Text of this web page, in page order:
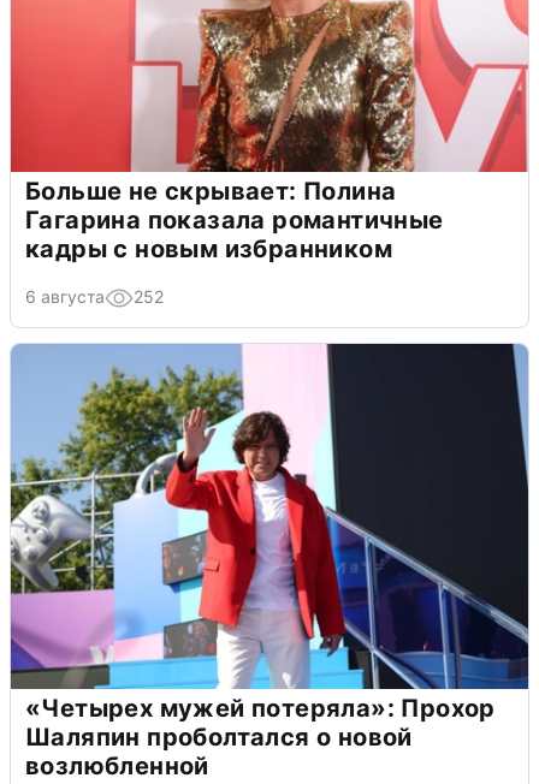
Больше не скрывает: Полина
Гагарина показала романтичные
кадры с новым избранником
6 августа 252
«Четырех мужей потеряла»: Прохор
Шаляпин проболтался о новой
возлюбленной